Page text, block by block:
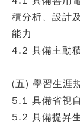
積分析、設計
能力
4.2 具備主動
(五) 學習生涯
5.1 具備省視
5.2 具備提昇